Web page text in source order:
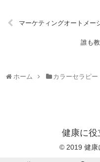
マーケティングオートメー
誰も
ホーム カラーセラピー
健康に役
© 2019 健康